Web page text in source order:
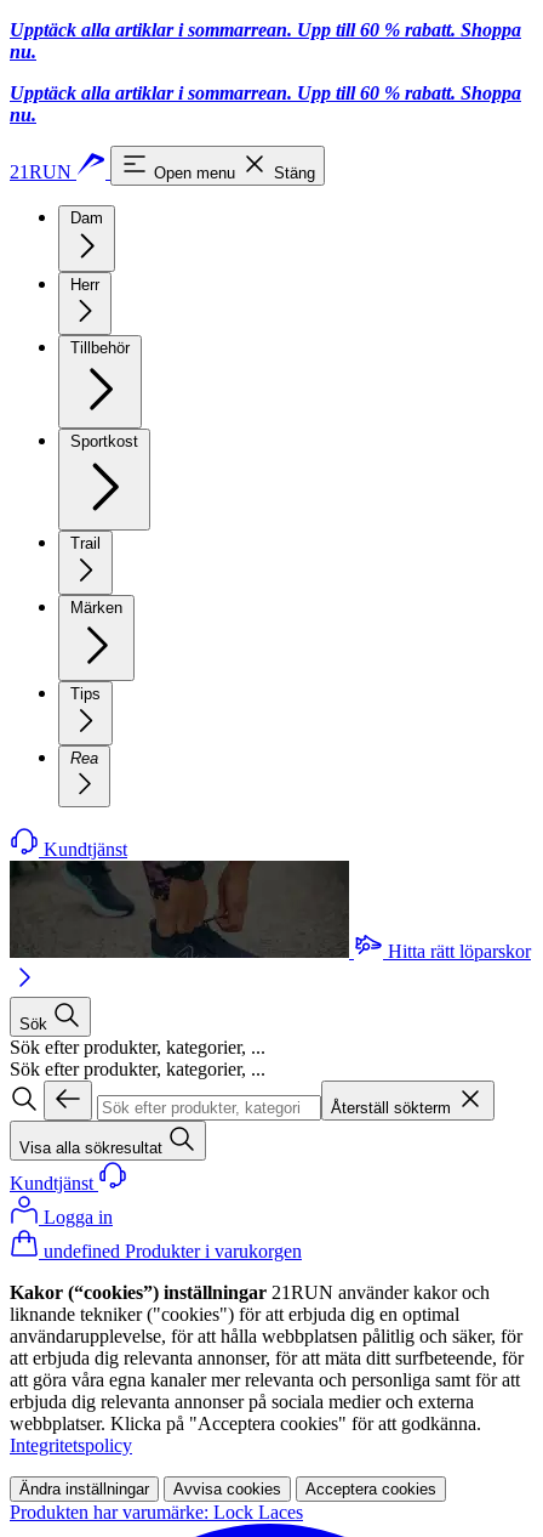
Upptäck alla artiklar i sommarrean. Upp till 60 % rabatt. Shoppa
nu.
Upptäck alla artiklar i sommarrean. Upp till 60 % rabatt. Shoppa
nu.
21RUN Open menu Stäng
Dam
Herr
Tillbehör
Sportkost
Trail
Märken
Tips
Rea
Kundtjänst
Hitta rätt löparskor
Sök
Sök efter produkter, kategorier, ...
Sök efter produkter, kategorier, ...
Återställ sökterm
Visa alla sökresultat
Kundtjänst
Logga in
undefined Produkter i varukorgen
Kakor (“cookies”) inställningar 21RUN använder kakor och
liknande tekniker ("cookies") för att erbjuda dig en optimal
användarupplevelse, för att hålla webbplatsen pålitlig och säker, för
att erbjuda dig relevanta annonser, för att mäta ditt surfbeteende, för
att göra våra egna kanaler mer relevanta och personliga samt för att
erbjuda dig relevanta annonser på sociala medier och externa
webbplatser. Klicka på "Acceptera cookies" för att godkänna.
Integritetspolicy
Ändra inställningar Avvisa cookies Acceptera cookies
Produkten har varumärke: Lock Laces